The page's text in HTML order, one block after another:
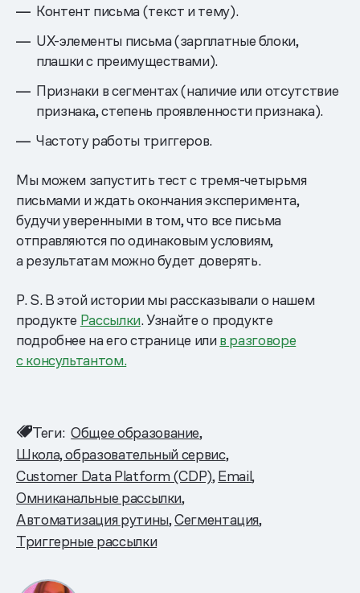
Контент письма (текст и тему).
UX-элементы письма (зарплатные блоки,
плашки с преимуществами).
Признаки в сегментах (наличие или отсутствие
признака, степень проявленности признака).
Частоту работы триггеров.
Мы можем запустить тест с тремя-четырьмя
письмами и ждать окончания эксперимента,
будучи уверенными в том, что все письма
отправляются по одинаковым условиям,
а результатам можно будет доверять.
P. S. В этой истории мы рассказывали о нашем
продукте Рассылки. Узнайте о продукте
подробнее на его странице илив разговоре
с консультантом.
Теги: Общее образование
Школа, образовательный сервис
Customer Data Platform (CDP) Email
Омниканальные рассылки
Автоматизация рутины Сегментация
Триггерные рассылки